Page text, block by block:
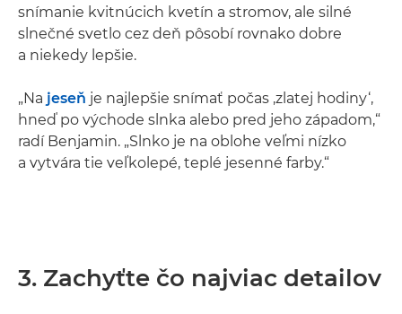
snímanie kvitnúcich kvetín a stromov, ale silné
slnečné svetlo cez deň pôsobí rovnako dobre
a niekedy lepšie.
„Na jeseň je najlepšie snímať počas ,zlatej hodiny‘,
hneď po východe slnka alebo pred jeho západom,“
radí Benjamin. „Slnko je na oblohe veľmi nízko
a vytvára tie veľkolepé, teplé jesenné farby.“
3. Zachyťte čo najviac detailov